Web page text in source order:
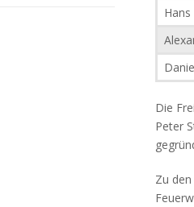
Die
Peter
Zu